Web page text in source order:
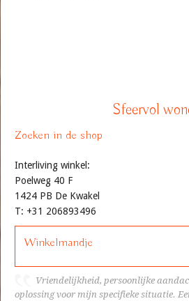
Sfeervol
Zoeken in de shop
Interliving winkel:
Poelweg 40 F
1424 PB De Kwakel
T: +31 206893496
Winkelmandje
Vriendelijkheid, persoonlijke
oplossing voor mijn specifieke situatie.